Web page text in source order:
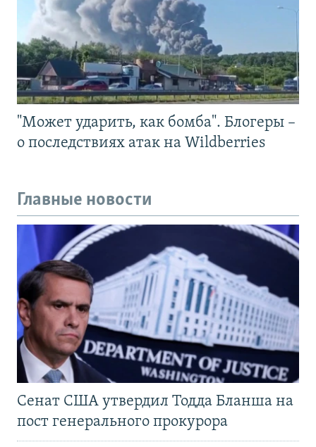
"Может ударить, как бомба". Блогеры –
о последствиях атак на Wildberries
Главные новости
Сенат США утвердил Тодда Бланша на
пост генерального прокурора